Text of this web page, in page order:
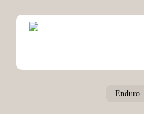
Enduro